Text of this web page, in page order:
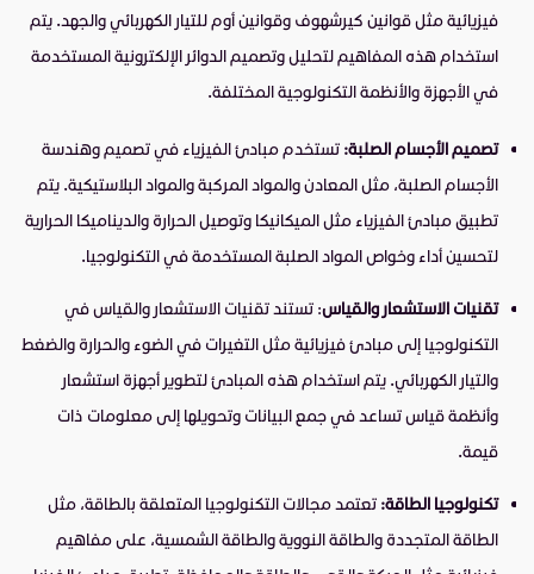
فيزيائية مثل قوانين كيرشهوف وقوانين أوم للتيار الكهربائي والجهد. يتم
استخدام هذه المفاهيم لتحليل وتصميم الدوائر الإلكترونية المستخدمة
في الأجهزة والأنظمة التكنولوجية المختلفة.
تصميم الأجسام الصلبة: تستخدم مبادئ الفيزياء في تصميم وهندسة
الأجسام الصلبة، مثل المعادن والمواد المركبة والمواد البلاستيكية. يتم
تطبيق مبادئ الفيزياء مثل الميكانيكا وتوصيل الحرارة والديناميكا الحرارية
لتحسين أداء وخواص المواد الصلبة المستخدمة في التكنولوجيا.
تقنيات الاستشعار والقياس: تستند تقنيات الاستشعار والقياس في
التكنولوجيا إلى مبادئ فيزيائية مثل التغيرات في الضوء والحرارة والضغط
والتيار الكهربائي. يتم استخدام هذه المبادئ لتطوير أجهزة استشعار
وأنظمة قياس تساعد في جمع البيانات وتحويلها إلى معلومات ذات
قيمة.
تكنولوجيا الطاقة: تعتمد مجالات التكنولوجيا المتعلقة بالطاقة، مثل
الطاقة المتجددة والطاقة النووية والطاقة الشمسية، على مفاهيم